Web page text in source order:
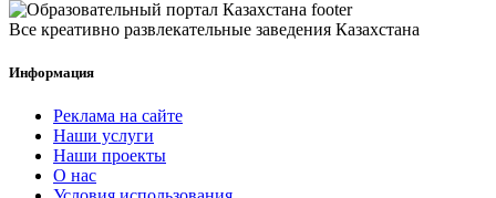
Все креативно развлекательные заведения Казахстана
Информация
Реклама на сайте
Наши услуги
Наши проекты
О нас